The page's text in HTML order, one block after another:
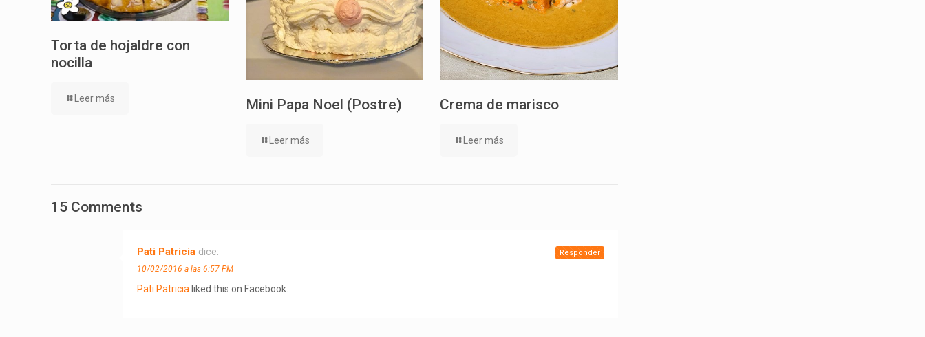
Torta de hojaldre con
nocilla
Leer más Mini Papa Noel (Postre)
Leer más
Crema de marisco
Leer más
15 Comments
Pati Patricia dice:
10/02/2016 a las 6:57 PM
Pati Patricia liked this on Facebook.
Responder